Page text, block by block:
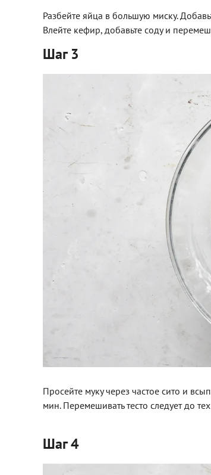
Разбейте яйца в большую миску.
Влейте кефир, добавьте соду и
Шаг 3
Просейте муку через частое сито и
мин. Перемешивать тесто следует до
Шаг 4